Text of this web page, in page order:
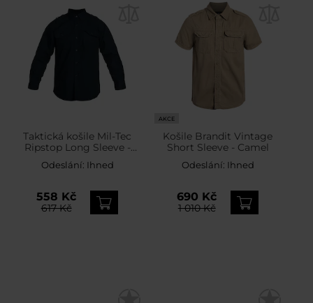
Taktická košile Mil-Tec
Ripstop Long Sleeve -
Dark Blue
Odeslání: Ihned
558 Kč
617 Kč
AKCE
Košile Brandit Vintage
Short Sleeve - Camel
Odeslání: Ihned
690 Kč
1 010 Kč